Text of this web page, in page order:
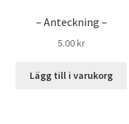
– Anteckning –
5.00kr
Lägg till i varukorg